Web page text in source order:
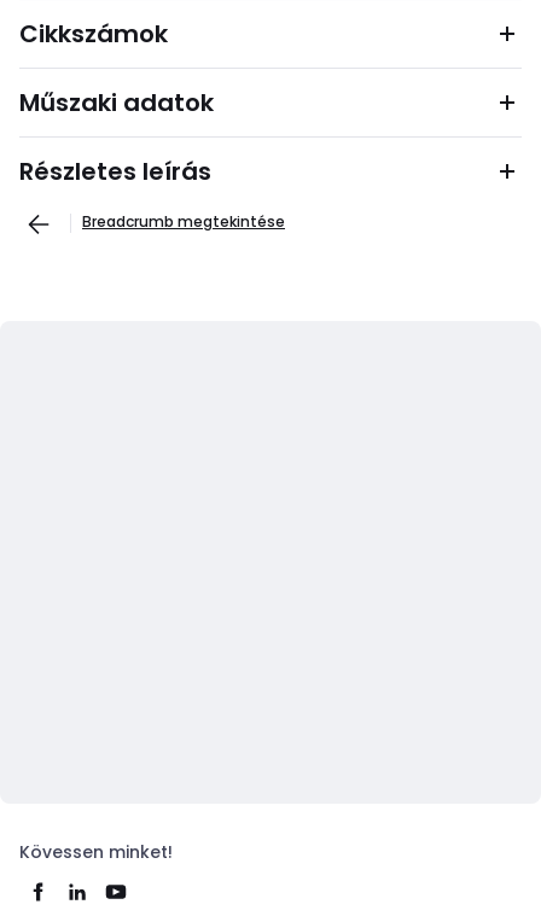
Cikkszámok
Műszaki adatok
Részletes leírás
Breadcrumb megtekintése
Kövessen minket!